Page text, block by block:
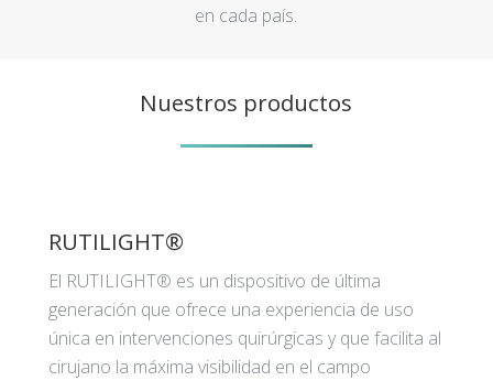
en cada país.
Nuestros productos
RUTILIGHT®
El RUTILIGHT® es un dispositivo de última
generación que ofrece una experiencia de uso
única en intervenciones quirúrgicas y que facilita al
cirujano la máxima visibilidad en el campo